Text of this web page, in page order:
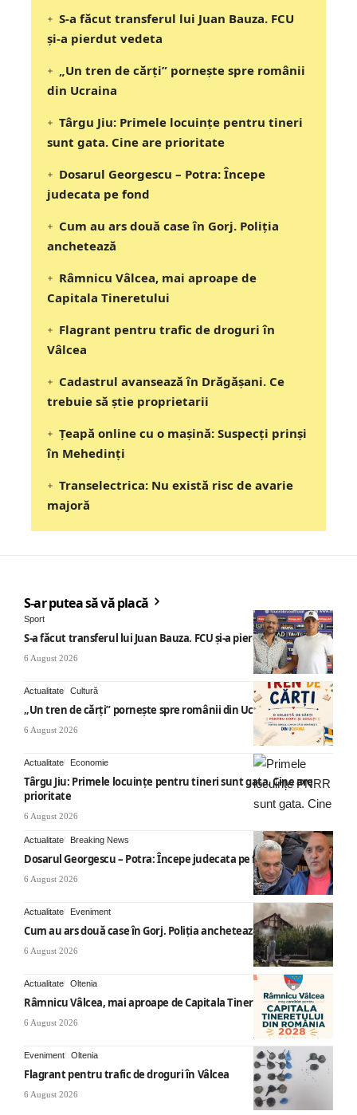
S-a făcut transferul lui Juan Bauza. FCU
și-a pierdut vedeta
„Un tren de cărți” pornește spre românii
din Ucraina
Târgu Jiu: Primele locuințe pentru tineri
sunt gata. Cine are prioritate
Dosarul Georgescu – Potra: Începe
judecata pe fond
Cum au ars două case în Gorj. Poliția
anchetează
Râmnicu Vâlcea, mai aproape de
Capitala Tineretului
Flagrant pentru trafic de droguri în
Vâlcea
Cadastrul avansează în Drăgășani. Ce
trebuie să știe proprietarii
Țeapă online cu o mașină: Suspecți prinși
în Mehedinți
Transelectrica: Nu există risc de avarie
majoră
S-ar putea să vă placă
Sport
S-a făcut transferul lui Juan Bauza. FCU și-a pierdut vedeta
6 August 2026
Actualitate Cultură
„Un tren de cărți” pornește spre românii din Ucraina
6 August 2026
Actualitate Economie
Târgu Jiu: Primele locuințe pentru tineri sunt gata. Cine are
prioritate
6 August 2026
Actualitate Breaking News
Dosarul Georgescu – Potra: Începe judecata pe fond
6 August 2026
Actualitate Eveniment
Cum au ars două case în Gorj. Poliția anchetează
6 August 2026
Actualitate Oltenia
Râmnicu Vâlcea, mai aproape de Capitala Tineretului
6 August 2026
Eveniment Oltenia
Flagrant pentru trafic de droguri în Vâlcea
6 August 2026